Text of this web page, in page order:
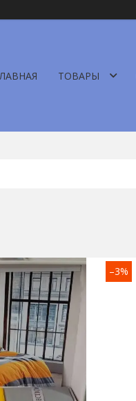
ТОВАРЫ
–3%